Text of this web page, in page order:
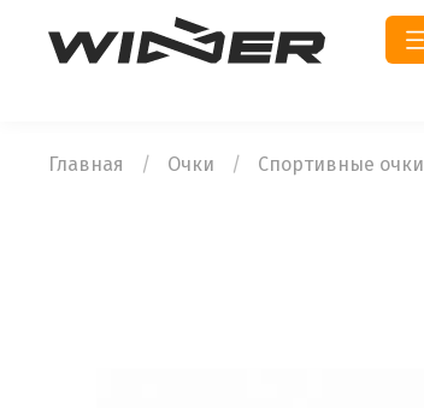
Главная Очки Спортивные очки